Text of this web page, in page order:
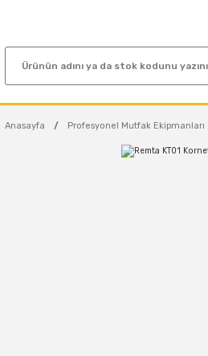
Anasayfa Profesyonel Mutfak Ekipmanları